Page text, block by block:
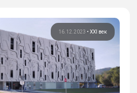
16.12.2023 •XXI век